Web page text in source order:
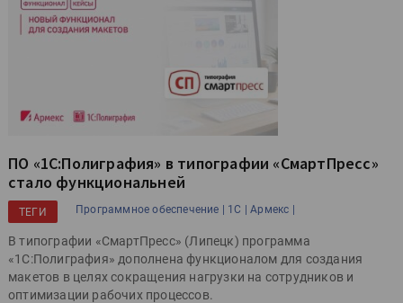
ПО «1С:Полиграфия» в типографии «СмартПресс»
стало функциональней
ТЕГИ Программное обеспечение | 1С | Армекс |
В типографии «СмартПресс» (Липецк) программа
«1С:Полиграфия» дополнена функционалом для создания
макетов в целях сокращения нагрузки на сотрудников и
оптимизации рабочих процессов.